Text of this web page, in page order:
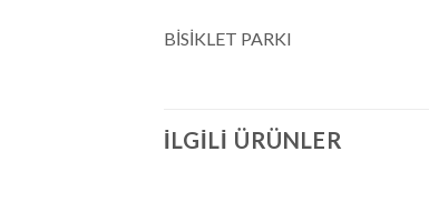
BİSİKLET PARKI
İLGILI ÜRÜNLER